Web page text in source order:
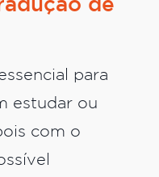
de
para
estudar ou
com o